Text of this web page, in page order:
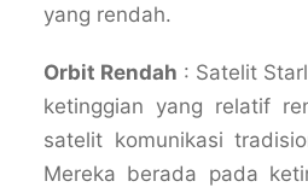
yang rendah.
Orbit Rendah : Satelit
ketinggian yang relatif
satelit komunikasi
Mereka berada pada